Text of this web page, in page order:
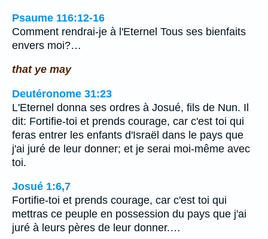
Psaume 116:12-16
Comment rendrai-je à l'Eternel Tous ses bienfaits
envers moi?…
that ye may
Deutéronome 31:23
L'Eternel donna ses ordres à Josué, fils de Nun. Il
dit: Fortifie-toi et prends courage, car c'est toi qui
feras entrer les enfants d'Israël dans le pays que
j'ai juré de leur donner; et je serai moi-même avec
toi.
Josué 1:6,7
Fortifie-toi et prends courage, car c'est toi qui
mettras ce peuple en possession du pays que j'ai
juré à leurs pères de leur donner.…